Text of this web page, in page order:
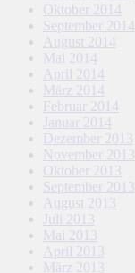
Oktober 2014
September 2014
August 2014
Mai 2014
April 2014
März 2014
Februar 2014
Januar 2014
Dezember 2013
November 2013
Oktober 2013
September 2013
August 2013
Juli 2013
Mai 2013
April 2013
März 2013